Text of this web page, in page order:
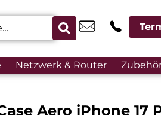
Netzwerk & Router
Aero iPhone 17